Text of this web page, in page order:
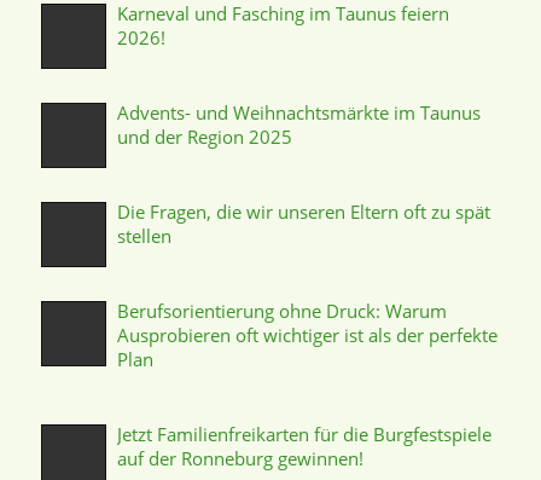
Karneval und Fasching im Taunus feiern
2026!
Advents- und Weihnachtsmärkte im Taunus
und der Region 2025
Die Fragen, die wir unseren Eltern oft zu spät
stellen
Berufsorientierung ohne Druck: Warum
Ausprobieren oft wichtiger ist als der perfekte
Plan
Jetzt Familienfreikarten für die Burgfestspiele
auf der Ronneburg gewinnen!